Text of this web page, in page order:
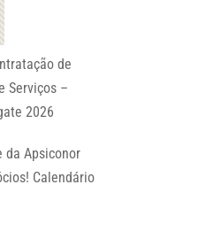
de
Serviços –
2026
da Apsiconor
Calendário